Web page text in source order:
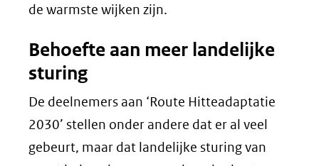
de warmste wijken zijn.
Behoefte aan meer landelijke
sturing
De deelnemers aan ‘Route Hitteadaptatie
2030’ stellen onder andere dat er al veel
gebeurt, maar dat landelijke sturing van